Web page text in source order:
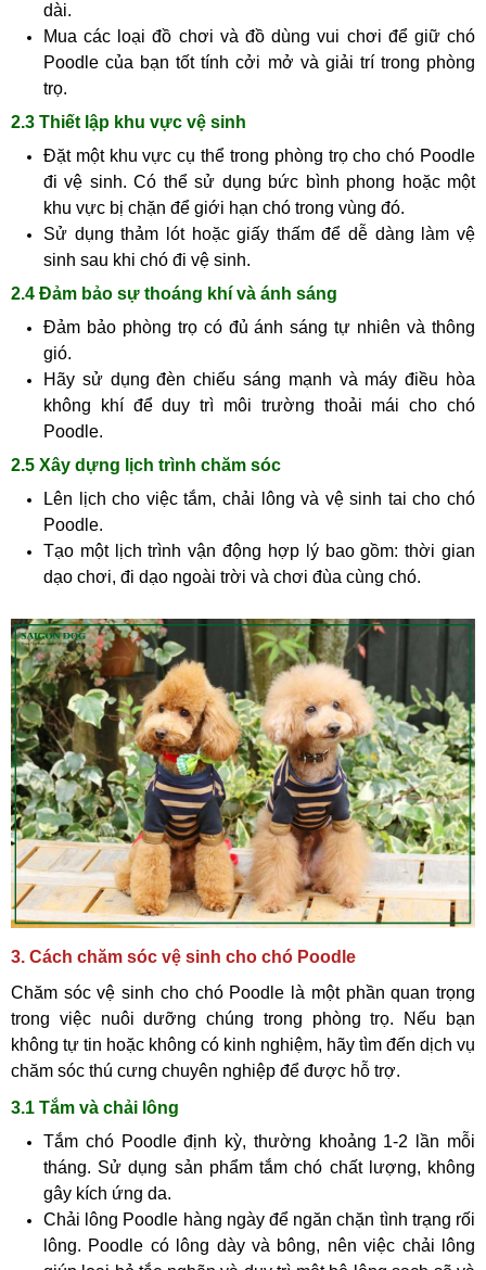
dài.
Mua các loại đồ chơi và đồ dùng vui chơi để giữ chó
Poodle của bạn tốt tính cởi mở và giải trí trong phòng
trọ.
2.3 Thiết lập khu vực vệ sinh
Đặt một khu vực cụ thể trong phòng trọ cho chó Poodle
đi vệ sinh. Có thể sử dụng bức bình phong hoặc một
khu vực bị chặn để giới hạn chó trong vùng đó.
Sử dụng thảm lót hoặc giấy thấm để dễ dàng làm vệ
sinh sau khi chó đi vệ sinh.
2.4 Đảm bảo sự thoáng khí và ánh sáng
Đảm bảo phòng trọ có đủ ánh sáng tự nhiên và thông
gió.
Hãy sử dụng đèn chiếu sáng mạnh và máy điều hòa
không khí để duy trì môi trường thoải mái cho chó
Poodle.
2.5 Xây dựng lịch trình chăm sóc
Lên lịch cho việc tắm, chải lông và vệ sinh tai cho chó
Poodle.
Tạo một lịch trình vận động hợp lý bao gồm: thời gian
dạo chơi, đi dạo ngoài trời và chơi đùa cùng chó.
3. Cách chăm sóc vệ sinh cho chó Poodle
Chăm sóc vệ sinh cho chó Poodle là một phần quan trọng
trong việc nuôi dưỡng chúng trong phòng trọ. Nếu bạn
không tự tin hoặc không có kinh nghiệm, hãy tìm đến dịch vụ
chăm sóc thú cưng chuyên nghiệp để được hỗ trợ.
3.1 Tắm và chải lông
Tắm chó Poodle định kỳ, thường khoảng 1-2 lần mỗi
tháng. Sử dụng sản phẩm tắm chó chất lượng, không
gây kích ứng da.
Chải lông Poodle hàng ngày để ngăn chặn tình trạng rối
lông. Poodle có lông dày và bông, nên việc chải lông